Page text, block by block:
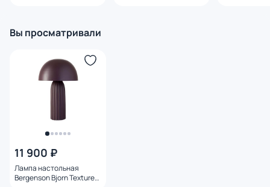
Вы просматривали
11 900 ₽
Лампа настольная
Bergenson Bjorn Texture